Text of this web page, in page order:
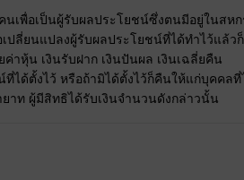
เพื่อเป็นผู้รับผลประโยชน์ซึ่งตนมีอยู่ในสห
ปลี่ยนแปลงผู้รับผลประโยชน์ที่ได้ทำไว้แล้ว
หุ้น เงินรับฝาก เงินปันผล เงินเฉลี่ยคืน
ได้ตั้งไว้ หรือถ้ามิได้ตั้งไว้ก็คืนให้แก่บุคคลที่
าท ผู้มีสิทธิได้รับเงินจำนวนดังกล่าวนั้น